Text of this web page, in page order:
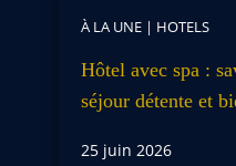
À LA UNE| HOTELS
Hôtel avec spa :
séjour détente et
25 juin 2026